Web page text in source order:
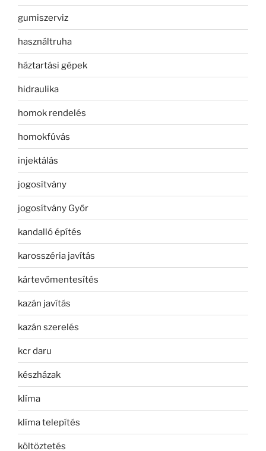
gumiszerviz
használtruha
háztartási gépek
hidraulika
homok rendelés
homokfúvás
injektálás
jogosítvány
jogosítvány Győr
kandalló építés
karosszéria javítás
kártevőmentesítés
kazán javítás
kazán szerelés
kcr daru
készházak
klíma
klíma telepítés
költöztetés